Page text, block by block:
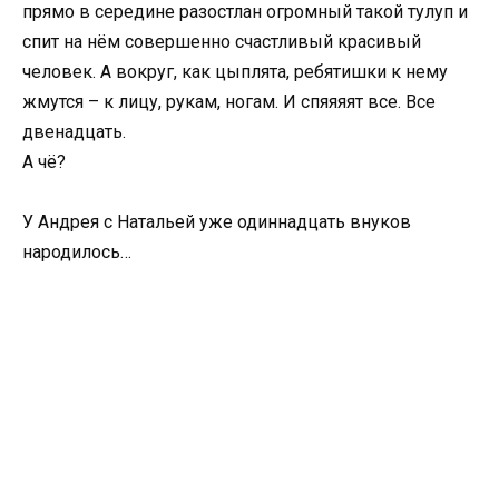
прямо в середине разостлан огромный такой тулуп и
спит на нём совершенно счастливый красивый
человек. А вокруг, как цыплята, ребятишки к нему
жмутся – к лицу, рукам, ногам. И спяяяят все. Все
двенадцать.
А чё?
У Андрея с Натальей уже одиннадцать внуков
народилось…